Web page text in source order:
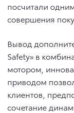
посчитали
совершения
Вывод
Safety» в
мотором,
приводом
клиентов,
сочетание